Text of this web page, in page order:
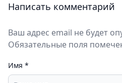
Написать комментарий
Ваш адрес email не будет
Обязательные поля
Имя *